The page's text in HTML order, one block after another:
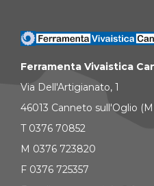
Ferramenta Vivaistica
Via Dell'Artigianato, 1
46013 Canneto sull'Oglio
T 0376 70852
M 0376 723820
F 0376 725357